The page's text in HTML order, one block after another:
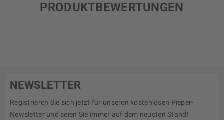
PRODUKTBEWERTUNGEN
NEWSLETTER
Registrieren Sie sich jetzt für unseren kostenlosen Pieper-
Newsletter und seien Sie immer auf dem neusten Stand!